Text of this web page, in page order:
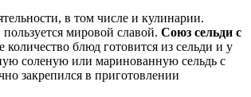
в том числе и кулинарии.
мировой славой. Союз сельди с
блюд готовится из сельди и у
соленую или маринованную сельдь с
закрепился в приготовлении